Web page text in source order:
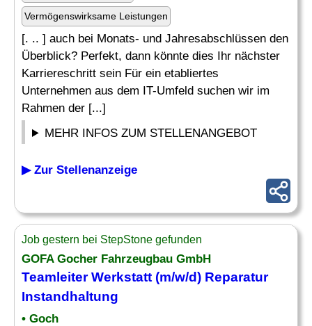
Vermögenswirksame Leistungen
[. .. ] auch bei Monats- und Jahresabschlüssen den
Überblick? Perfekt, dann könnte dies Ihr nächster
Karriereschritt sein Für ein etabliertes
Unternehmen aus dem IT-Umfeld suchen wir im
Rahmen der [...]
MEHR INFOS ZUM STELLENANGEBOT
▶ Zur Stellenanzeige
Job gestern bei StepStone gefunden
GOFA Gocher Fahrzeugbau GmbH
Teamleiter Werkstatt (m/w/d) Reparatur
Instandhaltung
• Goch